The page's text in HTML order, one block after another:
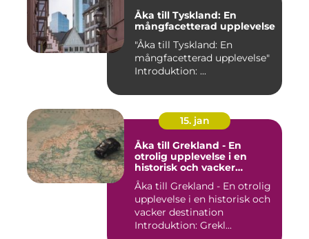
Åka till Tyskland: En
mångfacetterad upplevelse
"Åka till Tyskland: En
mångfacetterad upplevelse"
Introduktion: ...
15. jan
Åka till Grekland - En
otrolig upplevelse i en
historisk och vacker
destination
Åka till Grekland - En otrolig
upplevelse i en historisk och
vacker destination
Introduktion: Grekl...